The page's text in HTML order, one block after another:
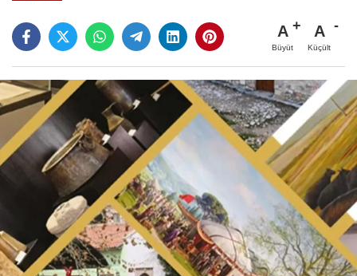
A
Büyüt
A
Küçült